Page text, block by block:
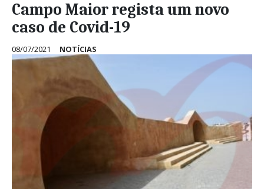
Campo Maior regista um novo
caso de Covid-19
08/07/2021 NOTÍCIAS